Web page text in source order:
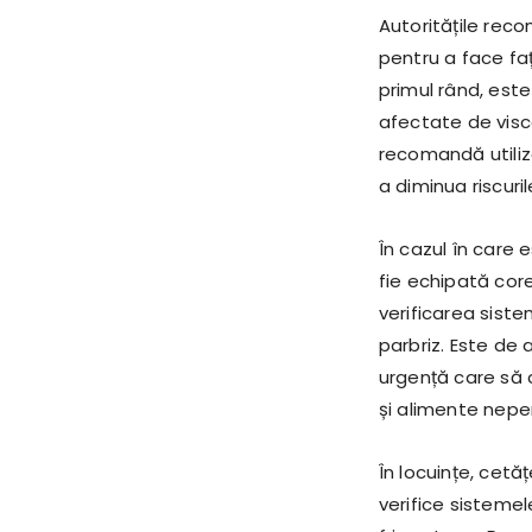
Autoritățile
pentru a face
primul rând,
afectate de
recomandă
a diminua
În cazul în care
fie echipată
verificarea
parbriz. Este de
urgență care să
și alimente
În locuințe,
verifice